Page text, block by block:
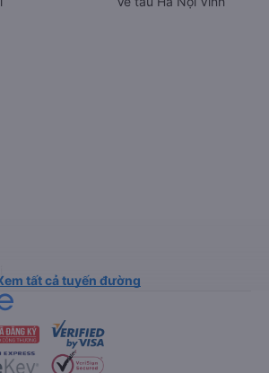
Vé tàu Nha Trang Đà
tất cả tuyến đường